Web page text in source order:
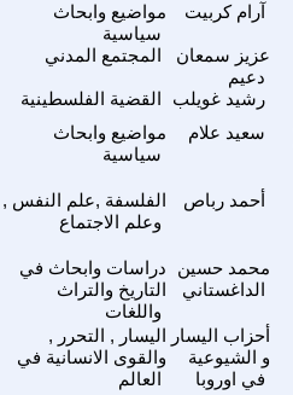
مواضيع وابحاث
سياسية
آرام كربيت
المجتمع المدني
عزيز سمعان
دعيم
القضية الفلسطينية رشيد غويلب
مواضيع وابحاث
سياسية
سعيد علام
الفلسفة ,علم النفس ,
وعلم الاجتماع
أحمد رباص
دراسات وابحاث في
التاريخ والتراث
واللغات
محمد حسين
الداغستاني
اليسار , التحرر ,
والقوى الانسانية في
العالم
أحزاب اليسار
و الشيوعية
في اوروبا